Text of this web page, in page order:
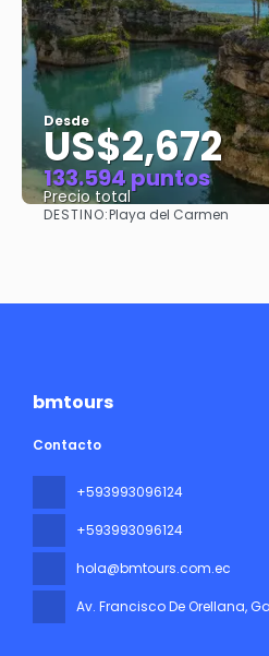
Desde
US$2,672
133.594 puntos
Precio total
Ver
DESTINO:Playa del Carmen
bmtours
Contacto
+593993096124
+593993096124
hola@bmtours.com.ec
Av. Francisco De Orellana,